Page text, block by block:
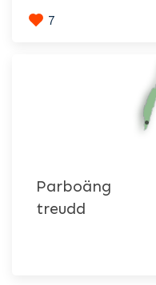
7
Parboäng
treudd